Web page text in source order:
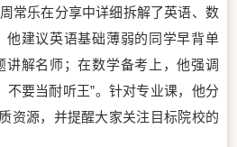
常乐在分享中详细拆解了英语、数
他建议英语基础薄弱的同学早背单
讲解名师；在数学备考上，他强调
不要当耐听王”。针对专业课，他分
资源，并提醒大家关注目标院校的